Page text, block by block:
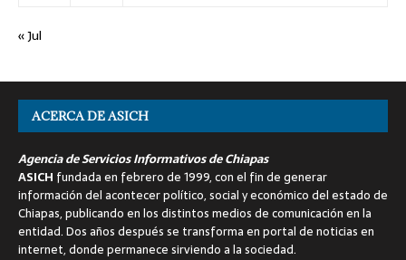
« Jul
ACERCA DE ASICH
Agencia de Servicios Informativos de Chiapas
ASICH fundada en febrero de 1999, con el fin de generar
información del acontecer político, social y económico del estado de
Chiapas, publicando en los distintos medios de comunicación en la
entidad. Dos años después se transforma en portal de noticias en
internet, donde permanece sirviendo a la sociedad.